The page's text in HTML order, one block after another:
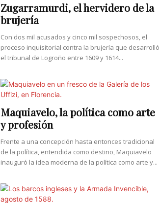
Zugarramurdi, el hervidero de la
brujería
Con dos mil acusados y cinco mil sospechosos, el
proceso inquisitorial contra la brujería que desarrolló
el tribunal de Logroño entre 1609 y 1614...
Maquiavelo, la política como arte
y profesión
Frente a una concepción hasta entonces tradicional
de la política, entendida como destino, Maquiavelo
inauguró la idea moderna de la política como arte y...